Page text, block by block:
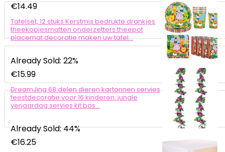
€14.49
Tafelset, 12 stuks Kerstmis bedrukte drankjes
theekopjesmatten onderzetters theepot
placemat decoratie maken uw tafel…
Already Sold: 22%
€15.99
DreamJing 68 delen dieren kartonnen servies
feestdecoratie voor 16 kinderen, jungle
verjaardag servies kit bos…
Already Sold: 44%
€16.25